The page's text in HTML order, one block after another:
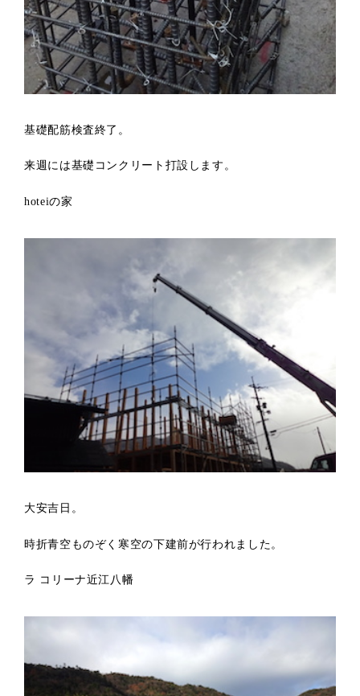
基礎配筋検査終了。
来週には基礎コンクリート打設します。
hoteiの家
大安吉日。
時折青空ものぞく寒空の下建前が行われました。
ラ コリーナ近江八幡